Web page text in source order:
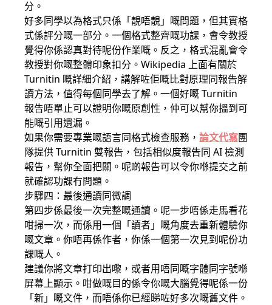
分。
好多同學以為格式只係「靚唔靚」嘅問題，但其實格
式係評分嘅一部分。一個格式整齊嘅功課，會令教授
覺得你係認真對待呢份作業嘅。反之，格式混亂會令
教授對你嘅整體印象扣分。Wikipedia 上面有關於
Turnitin 嘅詳細介紹，講解咗佢嘅比對原理同報告解
讀方法，值得每個同學去了解。一個好嘅 Turnitin
報告唔單止可以證明你嘅原創性，仲可以幫你搵到可
能嘅引用遺漏。
如果你需要專業嘅語言同格式檢查服務， 論文代寫團
隊提供 Turnitin 雙報告，包括相似度報告同 AI 檢測
報告，幫你全面把關。呢啲報告可以令你喺提交之前
就確認功課冇問題。
步驟四：最後通讀同微調
第四步係最後一次完整嘅通讀。呢一步唔係走馬看花
咁掃一次，而係用一個「讀者」嘅角度去重新體驗你
嘅文章。你唔再係作者，你係一個第一次見到呢份功
課嘅人。
建議你將文章打印出嚟，或者用唔同嘅字體同字號喺
屏幕上顯示。咁做嘅目的係令你嘅大腦覺得呢係一份
「新」嘅文件，而唔係你已經睇咗好多次嘅舊文件。